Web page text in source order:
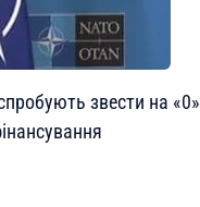
звести на «0»